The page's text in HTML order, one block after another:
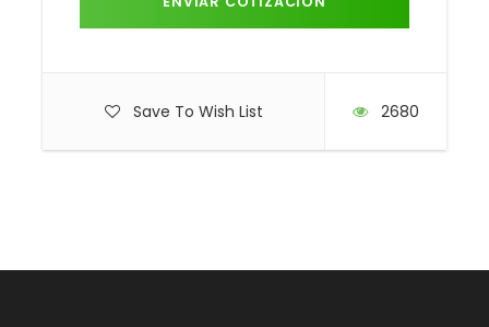
Save To Wish List 2680
Recomendaciones: Usar ropa cómoda, sombrero y
DÍA 4 – MEDELLÍN / CIUDAD DE ORIGEN:
Desayuno a